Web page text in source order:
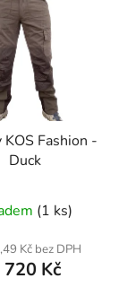
KOS Fashion -
Duck
(1 ks)
Kč bez DPH
720 Kč